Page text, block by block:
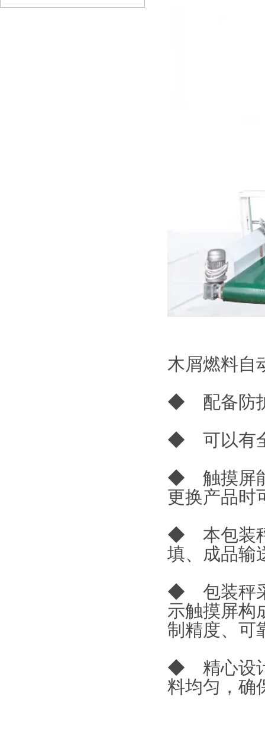
木屑燃料自
◆ 配备防
◆ 可以有全
◆ 触摸屏能
更换产品时
◆ 本包装秤
填、成品输
◆ 包装秤采
示触摸屏构
制精度、可
◆ 精心设计
料均匀，确